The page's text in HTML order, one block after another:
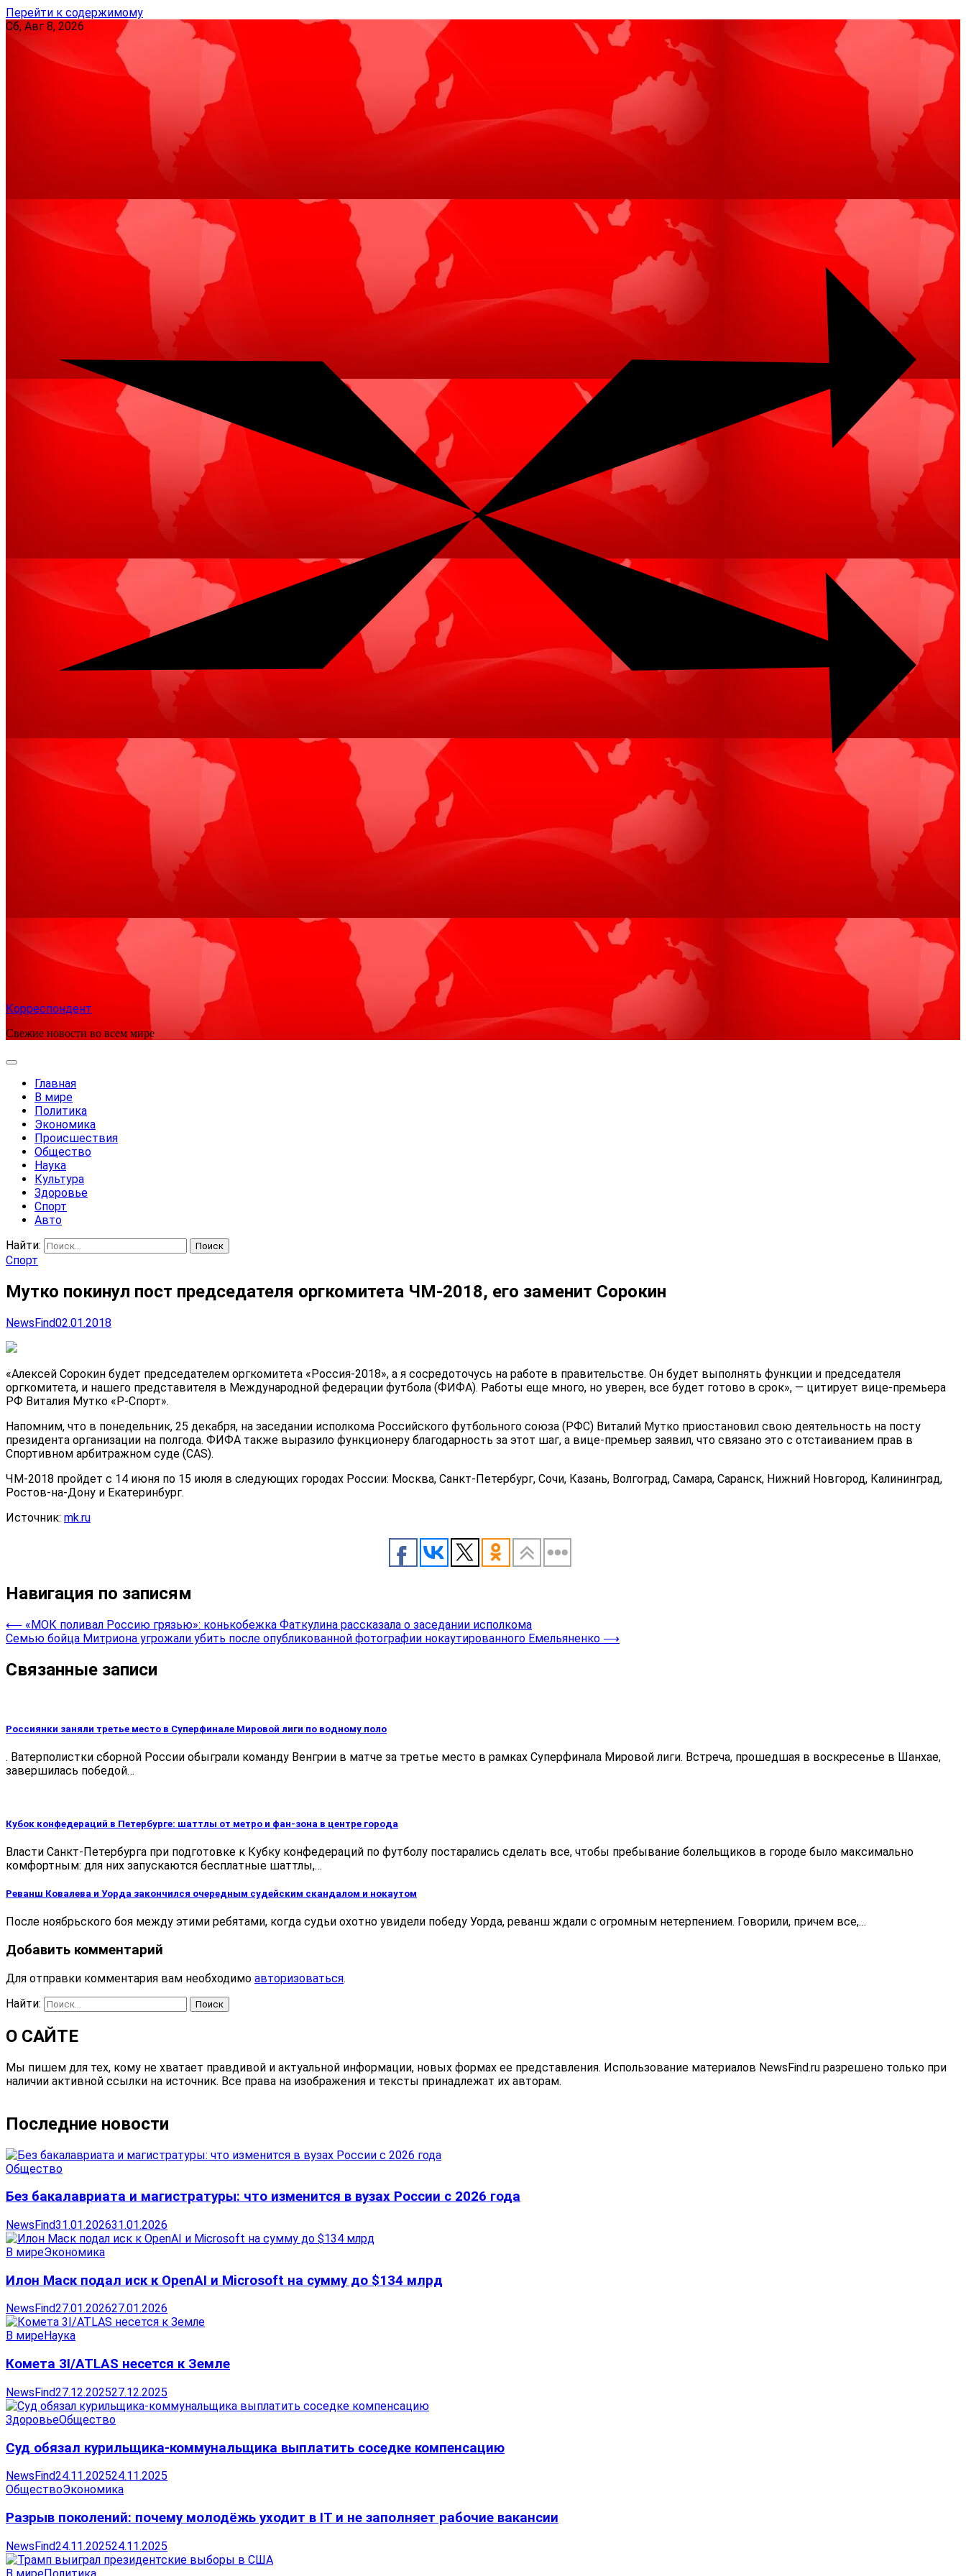
Перейти к содержимому
Сб, Авг 8, 2026
Корреспондент
Свежие новости во всем мире
Главная
В мире
Политика
Экономика
Происшествия
Общество
Наука
Культура
Здоровье
Спорт
Авто
Найти:
Спорт
Мутко покинул пост председателя оргкомитета ЧМ-2018, его заменит Сорокин
NewsFind02.01.2018
«Алексей Сорокин будет председателем оргкомитета «Россия-2018», а я сосредоточусь на работе в правительстве. Он будет выполнять функции и председателя
оргкомитета, и нашего представителя в Международной федерации футбола (ФИФА). Работы еще много, но уверен, все будет готово в срок», — цитирует вице-премьера
РФ Виталия Мутко «Р-Спорт».
Напомним, что в понедельник, 25 декабря, на заседании исполкома Российского футбольного союза (РФС) Виталий Мутко приостановил свою деятельность на посту
президента организации на полгода. ФИФА также выразило функционеру благодарность за этот шаг, а вице-премьер заявил, что связано это с отстаиванием прав в
Спортивном арбитражном суде (CAS).
ЧМ-2018 пройдет с 14 июня по 15 июля в следующих городах России: Москва, Санкт-Петербург, Сочи, Казань, Волгоград, Самара, Саранск, Нижний Новгород, Калининград,
Ростов-на-Дону и Екатеринбург.
Источник: mk.ru
Навигация по записям
⟵ «МОК поливал Россию грязью»: конькобежка Фаткулина рассказала о заседании исполкома
Семью бойца Митриона угрожали убить после опубликованной фотографии нокаутированного Емельяненко ⟶
Связанные записи
Россиянки заняли третье место в Суперфинале Мировой лиги по водному поло
. Ватерполистки сборной России обыграли команду Венгрии в матче за третье место в рамках Суперфинала Мировой лиги. Встреча, прошедшая в воскресенье в Шанхае,
завершилась победой…
Кубок конфедераций в Петербурге: шаттлы от метро и фан-зона в центре города
Власти Санкт-Петербурга при подготовке к Кубку конфедераций по футболу постарались сделать все, чтобы пребывание болельщиков в городе было максимально
комфортным: для них запускаются бесплатные шаттлы,…
Реванш Ковалева и Уорда закончился очередным судейским скандалом и нокаутом
После ноябрьского боя между этими ребятами, когда судьи охотно увидели победу Уорда, реванш ждали с огромным нетерпением. Говорили, причем все,…
Добавить комментарий
Для отправки комментария вам необходимо авторизоваться.
Найти:
О САЙТЕ
Мы пишем для тех, кому не хватает правдивой и актуальной информации, новых формах ее представления. Использование материалов NewsFind.ru разрешено только при
наличии активной ссылки на источник. Все права на изображения и тексты принадлежат их авторам.
Последние новости
Общество
Без бакалавриата и магистратуры: что изменится в вузах России с 2026 года
NewsFind31.01.202631.01.2026
В миреЭкономика
Илон Маск подал иск к OpenAI и Microsoft на сумму до $134 млрд
NewsFind27.01.202627.01.2026
В миреНаука
Комета 3I/ATLAS несется к Земле
NewsFind27.12.202527.12.2025
ЗдоровьеОбщество
Суд обязал курильщика-коммунальщика выплатить соседке компенсацию
NewsFind24.11.202524.11.2025
ОбществоЭкономика
Разрыв поколений: почему молодёжь уходит в IT и не заполняет рабочие вакансии
NewsFind24.11.202524.11.2025